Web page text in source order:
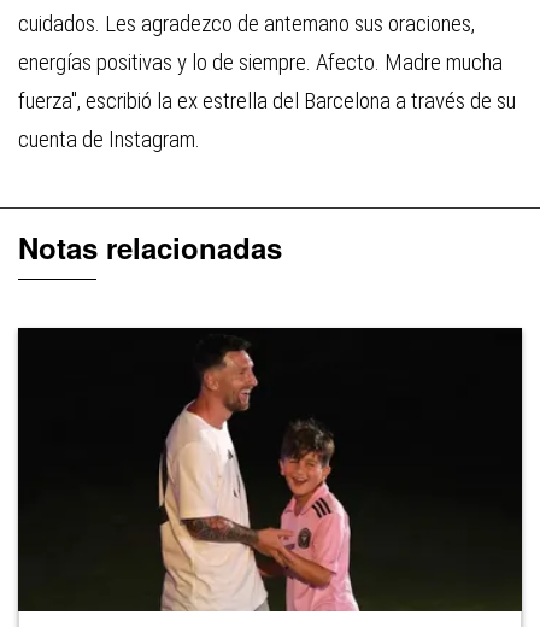
cuidados. Les agradezco de antemano sus oraciones,
energías positivas y lo de siempre. Afecto. Madre mucha
fuerza", escribió la ex estrella del Barcelona a través de su
cuenta de Instagram.
Notas relacionadas